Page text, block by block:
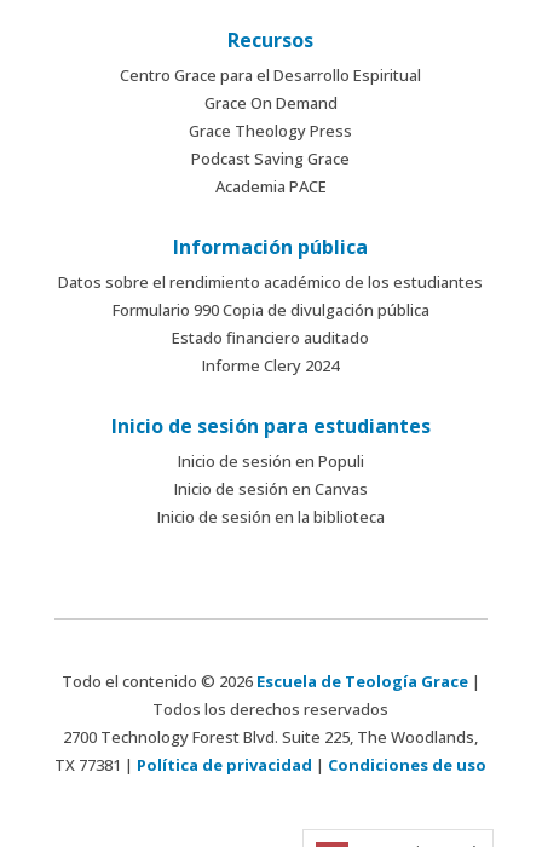
Recursos
Centro Grace para el Desarrollo Espiritual
Grace On Demand
Grace Theology Press
Podcast Saving Grace
Academia PACE
Información pública
Datos sobre el rendimiento académico de los estudiantes
Formulario 990 Copia de divulgación pública
Estado financiero auditado
Informe Clery 2024
Inicio de sesión para estudiantes
Inicio de sesión en Populi
Inicio de sesión en Canvas
Inicio de sesión en la biblioteca
Todo el contenido © 2026 Escuela de Teología Grace|
Todos los derechos reservados
2700 Technology Forest Blvd. Suite 225, The Woodlands,
TX 77381 | Política de privacidad | Condiciones de uso